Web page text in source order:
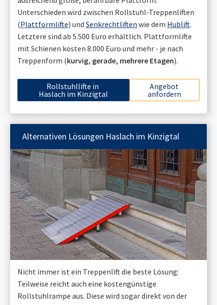
Unterschieden wird zwischen Rollstuhl-Treppenliften
(Plattformlifte) und Senkrechtliften wie dem Hublift.
Letztere sind ab 5.500 Euro erhältlich. Plattformlifte
mit Schienen kosten 8.000 Euro und mehr - je nach
Treppenform (kurvig, gerade, mehrere Etagen).
Rollstuhllifte in
Haslach im Kinzigtal
Angebot
anfordern
Alternativen Lösungen Haslach im Kinzigtal
Nicht immer ist ein Treppenlift die beste Lösung:
Teilweise reicht auch eine kostengünstige
Rollstuhlrampe aus. Diese wird sogar direkt von der